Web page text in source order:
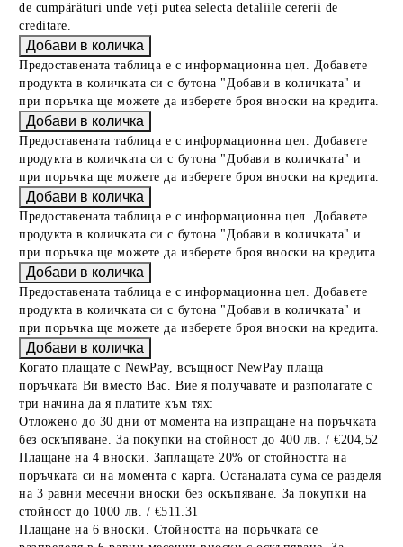
de cumpărături unde veți putea selecta detaliile cererii de
creditare.
Предоставената таблица е с информационна цел. Добавете
продукта в количката си с бутона "Добави в количката" и
при поръчка ще можете да изберете броя вноски на кредита.
Предоставената таблица е с информационна цел. Добавете
продукта в количката си с бутона "Добави в количката" и
при поръчка ще можете да изберете броя вноски на кредита.
Предоставената таблица е с информационна цел. Добавете
продукта в количката си с бутона "Добави в количката" и
при поръчка ще можете да изберете броя вноски на кредита.
Предоставената таблица е с информационна цел. Добавете
продукта в количката си с бутона "Добави в количката" и
при поръчка ще можете да изберете броя вноски на кредита.
Когато плащате с NewPay, всъщност NewPay плаща
поръчката Ви вместо Вас. Вие я получавате и разполагате с
три начина да я платите към тях:
Отложено до 30 дни от момента на изпращане на поръчката
без оскъпяване. За покупки на стойност до 400 лв. / €204,52
Плащане на 4 вноски. Заплащате 20% от стойността на
поръчката си на момента с карта. Останалата сума се разделя
на 3 равни месечни вноски без оскъпяване. За покупки на
стойност до 1000 лв. / €511.31
Плащане на 6 вноски. Стойността на поръчката се